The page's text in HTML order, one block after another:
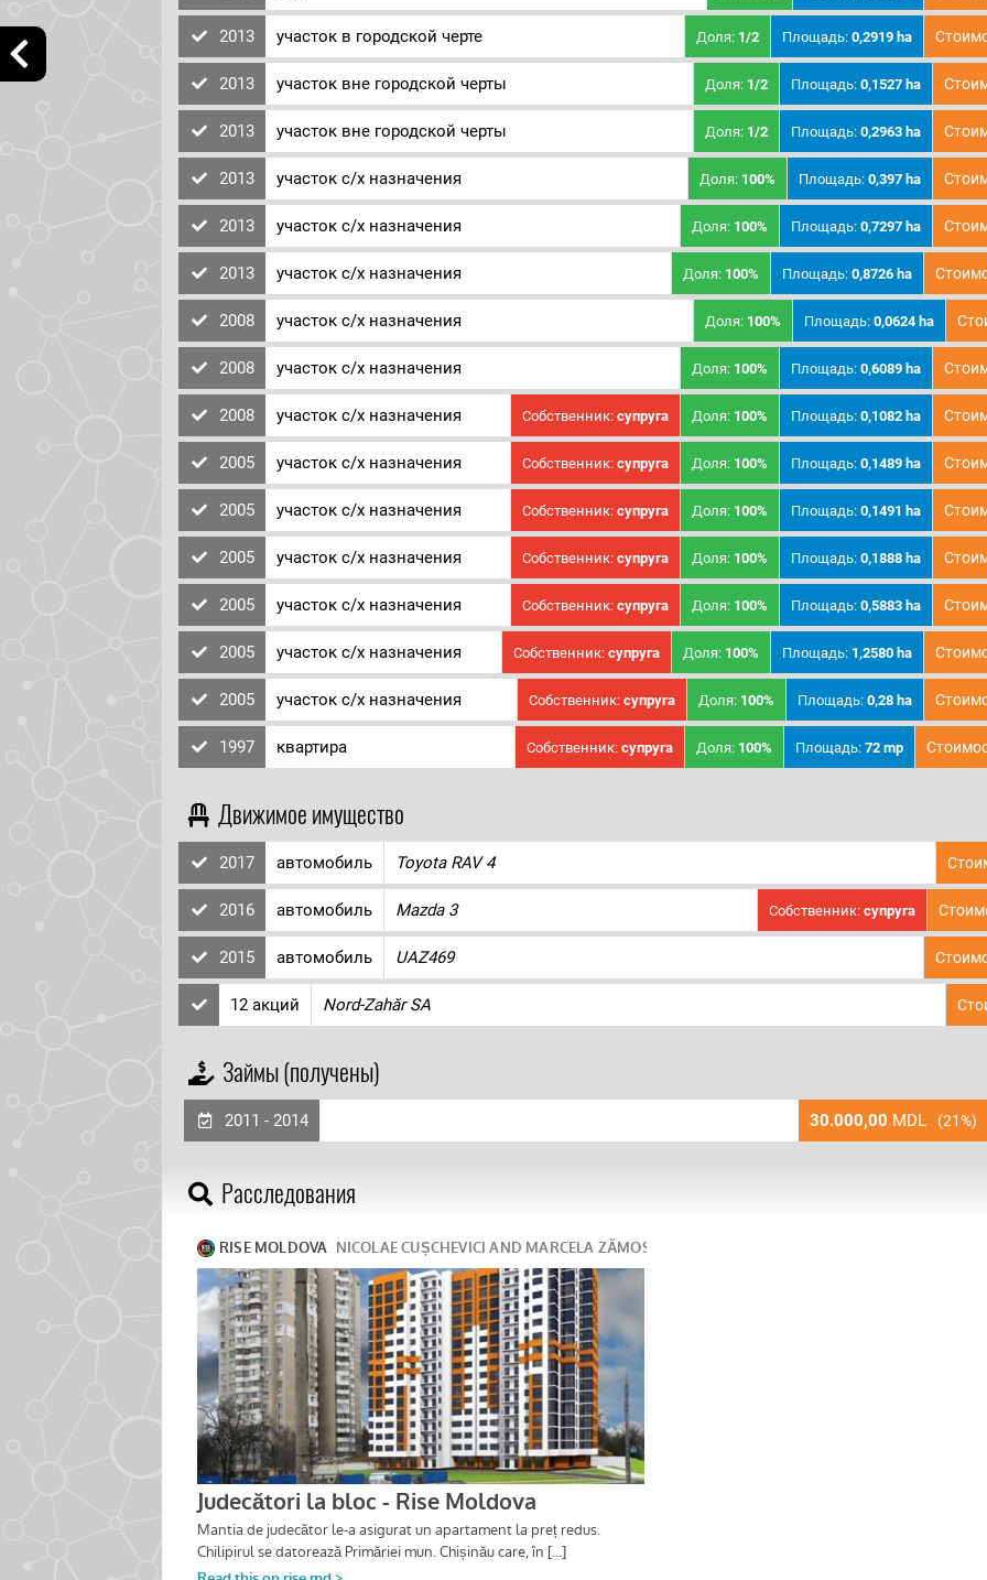
2013 участок в городской черте Площадь: 0,2919 ha
Доля: 1/2
2013 участок вне городской черты Площадь: 0,1527 ha
Доля: 1/2
2013 участок вне городской черты Площадь: 0,2963 ha
Доля: 1/2
2013 участок с/х назначения Площадь: 0,397 ha
Доля: 100%
2013 участок с/х назначения Площадь: 0,7297 ha
Доля: 100%
2013 участок с/х назначения Площадь: 0,8726 ha
Доля: 100%
2008 участок с/х назначения Площадь: 0,0624 ha
Доля: 100%
2008 участок с/х назначения Площадь: 0,6089 ha
Доля: 100%
2008 участок с/х назначения Площадь: 0,1082 ha
Доля: 100%
Собственник: супруга
2005 участок с/х назначения Площадь: 0,1489 ha
Доля: 100%
Собственник: супруга
2005 участок с/х назначения Площадь: 0,1491 ha
Доля: 100%
Собственник: супруга
2005 участок с/х назначения Площадь: 0,1888 ha
Доля: 100%
Собственник: супруга
2005 участок с/х назначения Площадь: 0,5883 ha
Доля: 100%
Собственник: супруга
2005 участок с/х назначения Площадь: 1,2580 ha
Доля: 100%
Собственник: супруга
2005 участок с/х назначения Площадь: 0,28 ha
Доля: 100%
Собственник: супруга
1997 квартира Площадь: 72 mp
Доля: 100%
Собственник: супруга
Движимое имущество
2017 автомобиль Toyota RAV 4
2016 автомобиль Mazda 3 Собственник: супруга
2015 автомобиль UAZ469
12 акций Nord-Zahăr SA
Займы (получены)
2011 - 2014 (21%)
30.000,00 MDL
Расследования